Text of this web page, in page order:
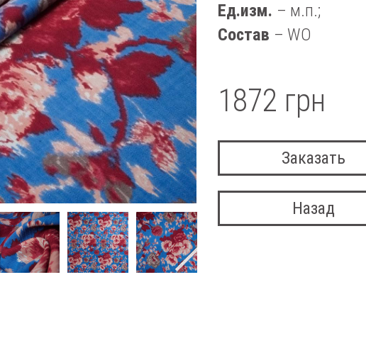
Ед.изм. – м.п.;
Состав – WO
1872 грн
Заказать
Назад